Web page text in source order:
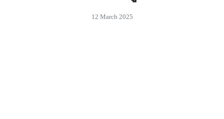
12 March 2025